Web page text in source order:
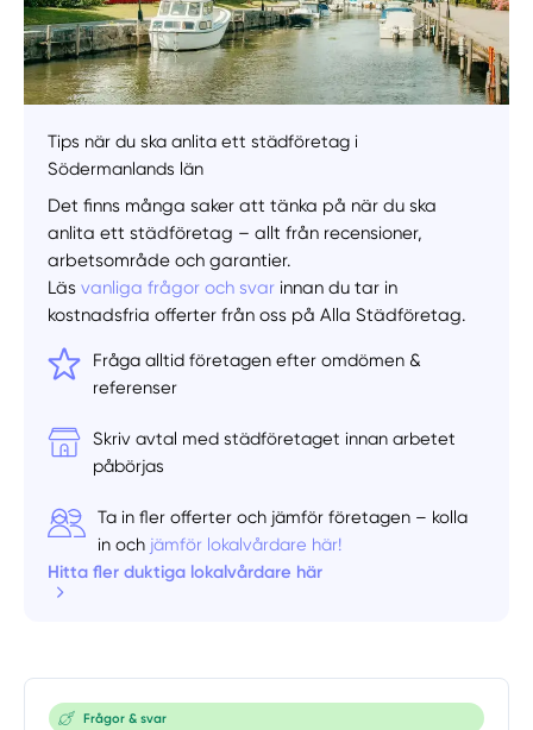
Välj tillvägagångssätt
Tips när du ska anlita ett städföretag i
Södermanlands län
Det finns många saker att tänka på när du ska
anlita ett städföretag – allt från recensioner,
arbetsområde och garantier.
Läsvanliga frågor och svar innan du tar in
kostnadsfria offerter från oss på Alla Städföretag.
Fråga alltid företagen efter omdömen &
referenser
Skriv avtal med städföretaget innan arbetet
påbörjas
Ta in fler offerter och jämför företagen – kolla
in och jämför lokalvårdare här!
Hitta fler duktiga lokalvårdare här
Frågor & svar